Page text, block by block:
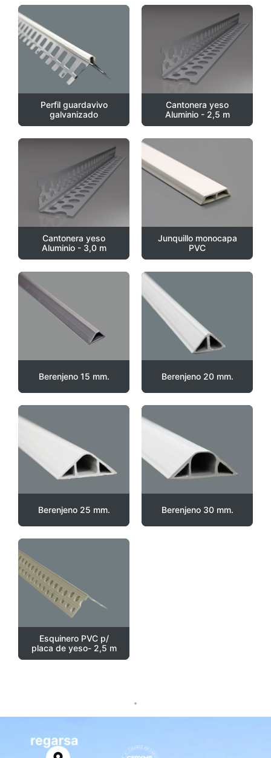
Perfil guardavivo
galvanizado
Cantonera yeso
Aluminio - 2,5 m
Cantonera yeso
Aluminio - 3,0 m
Junquillo monocapa
PVC
Berenjeno 15 mm. Berenjeno 20 mm.
Berenjeno 25 mm. Berenjeno 30 mm.
Esquinero PVC p/
placa de yeso- 2,5 m